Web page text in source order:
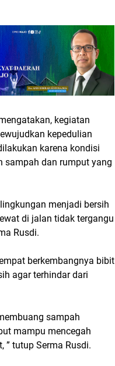
kegiatan
kepedulian
karena kondisi
sampah dan rumput yang
menjadi bersih
di jalan tidak tergangu
Rusdi.
berkembangnya bibit
agar terhindar dari
sampah
mampu mencegah
tutup Serma Rusdi.